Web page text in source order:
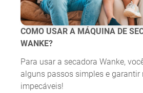
COMO USAR A MÁQUINA DE
WANKE?
Para usar a secadora Wanke,
alguns passos simples e garantir
impecáveis!